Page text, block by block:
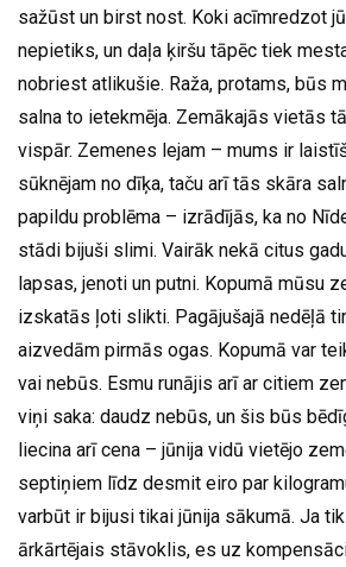
sažūst un birst nost. Koki acīmredzot
nepietiks, un daļa ķiršu tāpēc tiek
nobriest atlikušie. Raža, protams, būs
salna to ietekmēja. Zemākajās vietās
vispār. Zemenes lejam – mums ir
sūknējam no dīķa, taču arī tās skāra
papildu problēma – izrādījās, ka no
stādi bijuši slimi. Vairāk nekā citus
lapsas, jenoti un putni. Kopumā mūsu
izskatās ļoti slikti. Pagājušajā nedēļā
aizvedām pirmās ogas. Kopumā var
vai nebūs. Esmu runājis arī ar citiem
viņi saka: daudz nebūs, un šis būs
liecina arī cena – jūnija vidū vietējo
septiņiem līdz desmit eiro par
varbūt ir bijusi tikai jūnija sākumā. Ja
ārkārtējais stāvoklis, es uz